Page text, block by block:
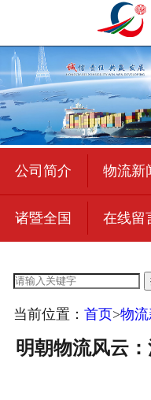
公司简介 物流新
诸暨全国 在线留
当前位置： 首页>物流
明朝物流风云